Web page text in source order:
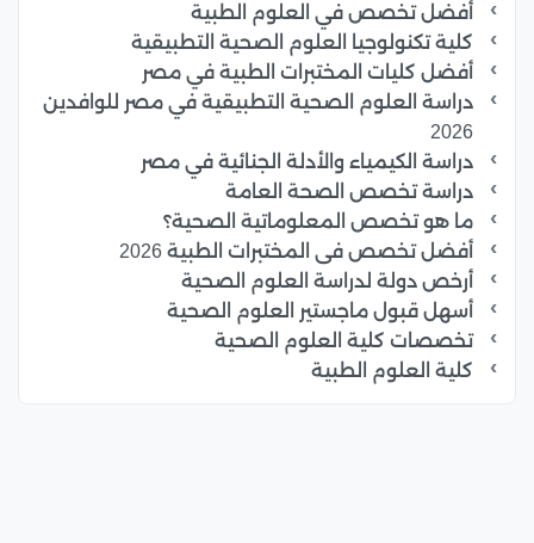
أفضل تخصص في العلوم الطبية
كلية تكنولوجيا العلوم الصحية التطبيقية
أفضل كليات المختبرات الطبية في مصر
دراسة العلوم الصحية التطبيقية في مصر للوافدين
2026
دراسة الكيمياء والأدلة الجنائية في مصر
دراسة تخصص الصحة العامة
ما هو تخصص المعلوماتية الصحية؟
أفضل تخصص فى المختبرات الطبية 2026
أرخص دولة لدراسة العلوم الصحية
أسهل قبول ماجستير العلوم الصحية
تخصصات كلية العلوم الصحية
كلية العلوم الطبية